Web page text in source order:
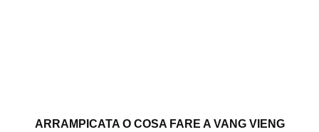
ARRAMPICATA O COSA FARE A VANG VIENG